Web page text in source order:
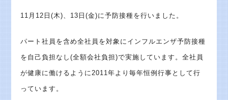
11月12日(木)、13日(金)に予防接種を行いました。
パート社員を含め全社員を対象にインフルエンザ予防接種
を自己負担なし(全額会社負担)で実施しています。全社員
が健康に働けるように2011年より毎年恒例行事として行
っています。